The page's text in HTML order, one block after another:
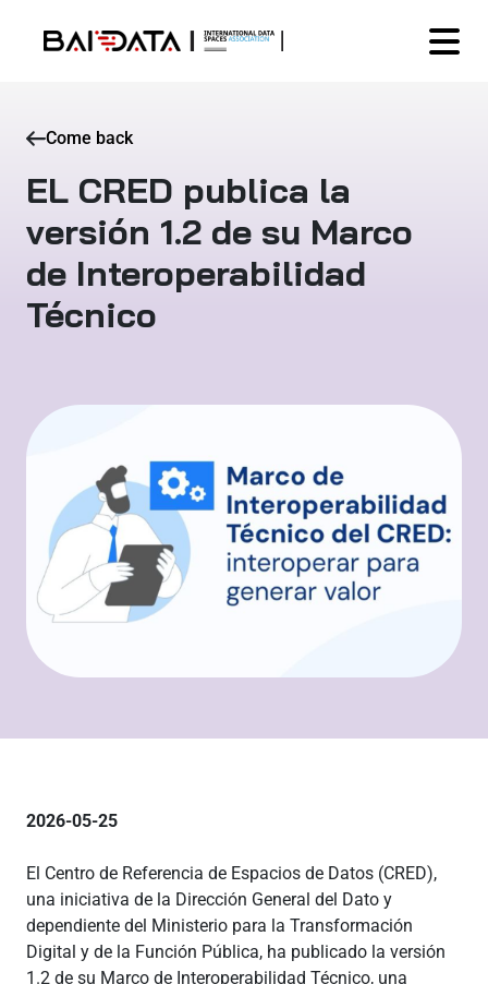
Come back
EL CRED publica la
versión 1.2 de su Marco
de Interoperabilidad
Técnico
2026-05-25
El Centro de Referencia de Espacios de Datos (CRED),
una iniciativa de la Dirección General del Dato y
dependiente del Ministerio para la Transformación
Digital y de la Función Pública, ha publicado la versión
1.2 de su Marco de Interoperabilidad Técnico, una